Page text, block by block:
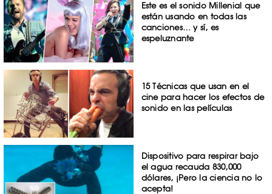
Este es el sonido Millenial que
están usando en todas las
canciones… y sí, es
espeluznante
15 Técnicas que usan en el
cine para hacer los efectos de
sonido en las películas
Dispositivo para respirar bajo
el agua recauda 830,000
dólares, ¡Pero la ciencia no lo
acepta!